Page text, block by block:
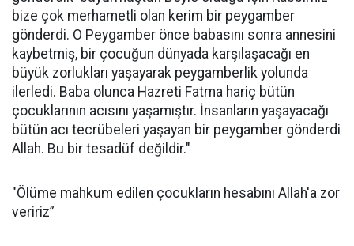
bize çok merhametli olan kerim bir peygamber
gönderdi. O Peygamber önce babasını sonra annesini
kaybetmiş, bir çocuğun dünyada karşılaşacağı en
büyük zorlukları yaşayarak peygamberlik yolunda
ilerledi. Baba olunca Hazreti Fatma hariç bütün
çocuklarının acısını yaşamıştır. İnsanların yaşayacağı
bütün acı tecrübeleri yaşayan bir peygamber gönderdi
Allah. Bu bir tesadüf değildir."
"Ölüme mahkum edilen çocukların hesabını Allah'a zor
veririz”